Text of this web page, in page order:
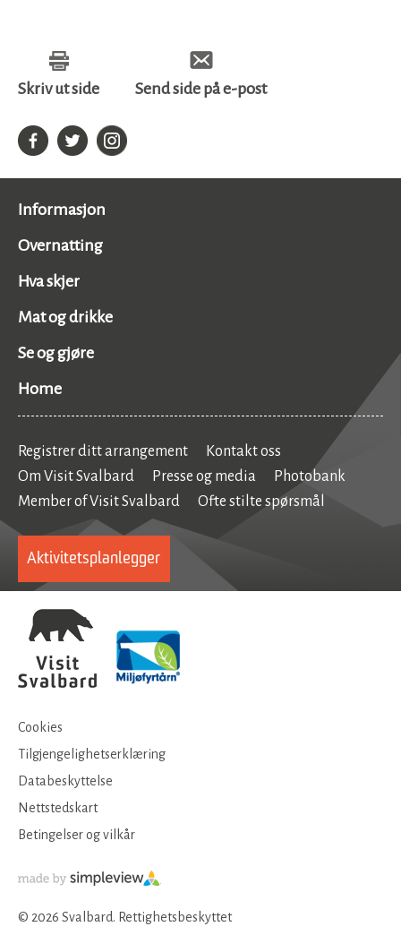
Skriv ut side Send side på e-post
Informasjon
Overnatting
Hva skjer
Mat og drikke
Se og gjøre
Home
Registrer ditt arrangement
Kontakt oss
Om Visit Svalbard
Presse og media
Photobank
Member of Visit Svalbard
Ofte stilte spørsmål
Aktivitetsplanlegger
Cookies
Tilgjengelighetserklæring
Databeskyttelse
Nettstedskart
Betingelser og vilkår
© 2026 Svalbard. Rettighetsbeskyttet